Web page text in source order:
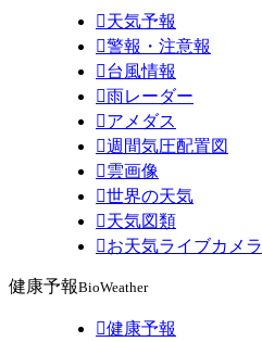
天気予報
警報・注意報
台風情報
雨レーダー
アメダス
週間気圧配置図
雲画像
世界の天気
天気図類
お天気ライブカメラ
健康予報BioWeather
健康予報